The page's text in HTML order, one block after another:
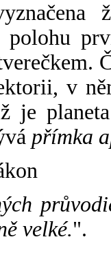
polohu
v
je
přímka
velké.".